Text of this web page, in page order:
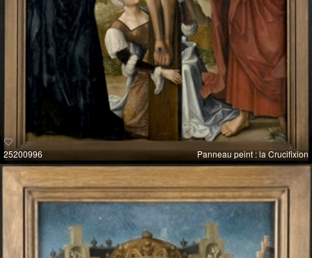
25200996 Panneau peint : la Crucifixion